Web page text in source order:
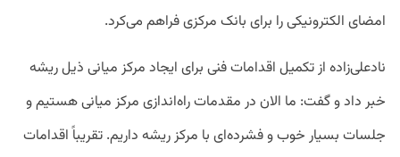
امضای الکترونیکی را برای بانک مرکزی فراهم می‌کرد.
نادعلی‌زاده از تکمیل اقدامات فنی برای ایجاد مرکز میانی ذیل ریشه
خبر داد و گفت: ما الان در مقدمات راه‌اندازی مرکز میانی هستیم و
جلسات بسیار خوب و فشرده‌ای با مرکز ریشه داریم. تقریباً اقدامات